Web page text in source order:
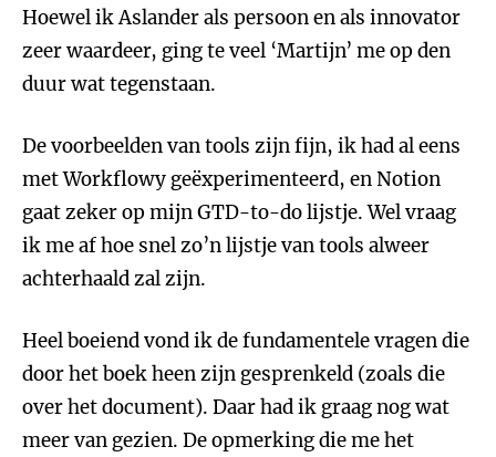
Hoewel ik Aslander als persoon en als innovator
zeer waardeer, ging te veel ‘Martijn’ me op den
duur wat tegenstaan.
De voorbeelden van tools zijn fijn, ik had al eens
met Workflowy geëxperimenteerd, en Notion
gaat zeker op mijn GTD-to-do lijstje. Wel vraag
ik me af hoe snel zo’n lijstje van tools alweer
achterhaald zal zijn.
Heel boeiend vond ik de fundamentele vragen die
door het boek heen zijn gesprenkeld (zoals die
over het document). Daar had ik graag nog wat
meer van gezien. De opmerking die me het